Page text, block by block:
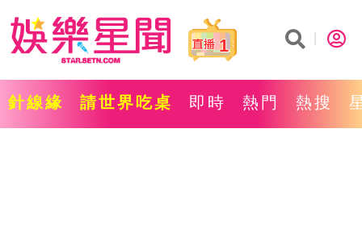
1
針線緣 請世界吃桌 即時 熱門 熱搜